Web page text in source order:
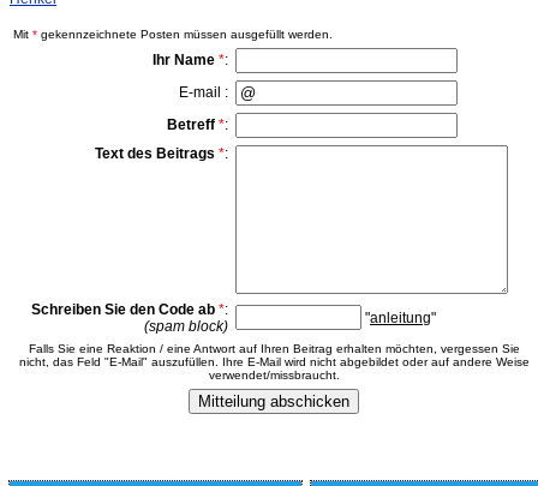
Mit * gekennzeichnete Posten müssen ausgefüllt werden.
Ihr Name *:
E-mail :
Betreff *:
Text des Beitrags *:
Schreiben Sie den Code ab *:
(spam block)
"anleitung"
Falls Sie eine Reaktion / eine Antwort auf Ihren Beitrag erhalten möchten, vergessen Sie
nicht, das Feld "E-Mail" auszufüllen. Ihre E-Mail wird nicht abgebildet oder auf andere Weise
verwendet/missbraucht.